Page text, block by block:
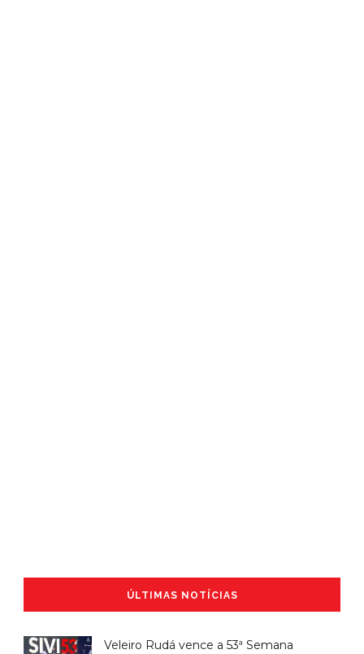
ÚLTIMAS NOTÍCIAS
Veleiro Rudá vence a 53ª Semana